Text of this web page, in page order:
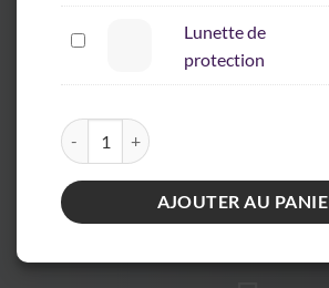
+
gants)
Lunette
protection
Lunette de
protection
quantité de LodiGroup - Insectan
AJOUTER AU